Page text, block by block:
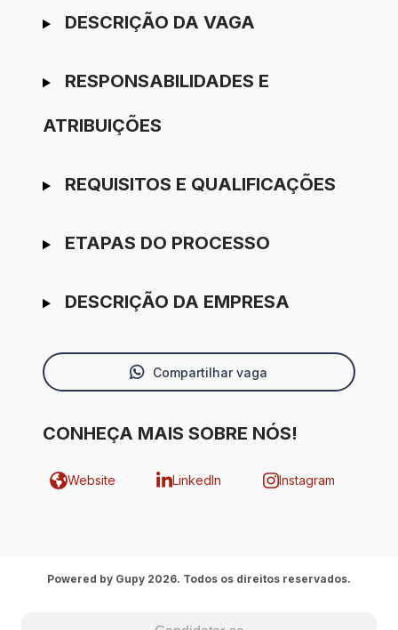
Ir para candidatura
DESCRIÇÃO DA VAGA
RESPONSABILIDADES E
ATRIBUIÇÕES
REQUISITOS E QUALIFICAÇÕES
ETAPAS DO PROCESSO
DESCRIÇÃO DA EMPRESA
Compartilhar vaga
CONHEÇA MAIS SOBRE NÓS!
Website LinkedIn Instagram
Powered by Gupy 2026. Todos os direitos reservados.